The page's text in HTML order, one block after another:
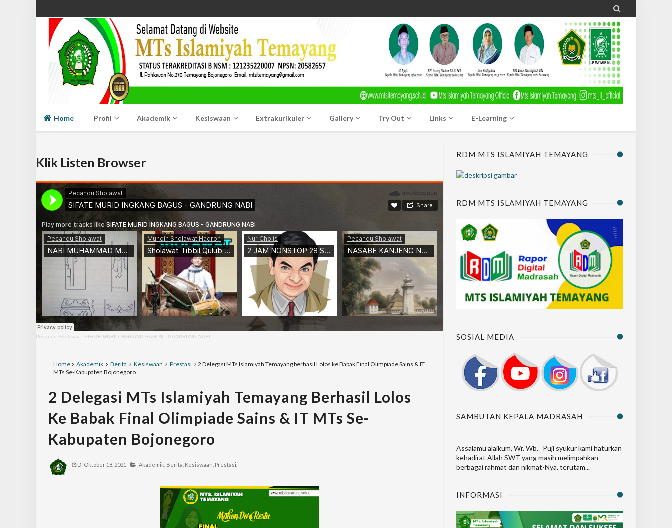

Home Profil Akademik Kesiswaan Extrakurikuler Gallery Try Out Links E-Learning
Klik Listen Browser
Pecandu Sholawat · SIFATE MURID INGKANG BAGUS - GANDRUNG NABI
Home Akademik Berita Kesiswaan Prestasi
2 Delegasi MTs Islamiyah Temayang berhasil Lolos ke Babak Final Olimpiade Sains & IT
MTs Se-Kabupaten Bojonegoro
2 Delegasi MTs Islamiyah Temayang Berhasil Lolos
Ke Babak Final Olimpiade Sains & IT MTs Se-
Kabupaten Bojonegoro
Di Oktober 18, 2021 Akademik, Berita, Kesiswaan, Prestasi,
RDM MTS ISLAMIYAH TEMAYANG
RDM MTS ISLAMIYAH TEMAYANG
SOSIAL MEDIA
SAMBUTAN KEPALA MADRASAH
Assalamu’alaikum, Wr. Wb. Puji syukur kami haturkan
kehadirat Allah SWT yang masih melimpahkan
berbagai rahmat dan nikmat-Nya, terutam...
INFORMASI